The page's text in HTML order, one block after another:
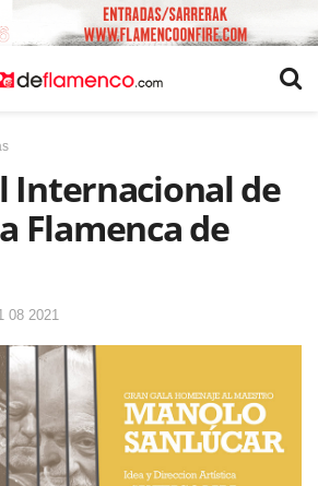
Internacional de
Flamenca de
08 2021